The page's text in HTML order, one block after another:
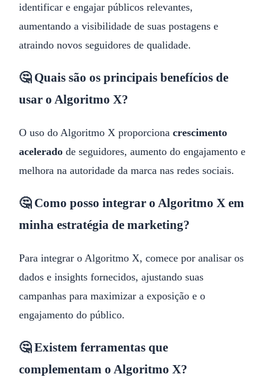
identificar e engajar públicos relevantes,
aumentando a visibilidade de suas postagens e
atraindo novos seguidores de qualidade.
🤔 Quais são os principais benefícios de
usar o Algoritmo X?
O uso do Algoritmo X proporciona crescimento
acelerado de seguidores, aumento do engajamento e
melhora na autoridade da marca nas redes sociais.
🤔 Como posso integrar o Algoritmo X em
minha estratégia de marketing?
Para integrar o Algoritmo X, comece por analisar os
dados e insights fornecidos, ajustando suas
campanhas para maximizar a exposição e o
engajamento do público.
🤔 Existem ferramentas que
complementam o Algoritmo X?